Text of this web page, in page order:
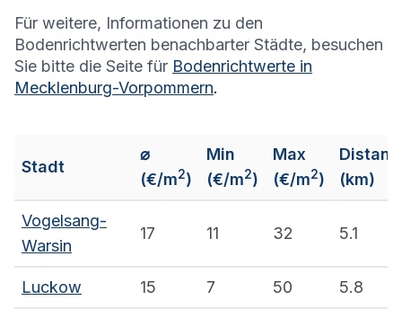
Für weitere, Informationen zu den
Bodenrichtwerten benachbarter Städte, besuchen
Sie bitte die Seite für Bodenrichtwerte in
Mecklenburg-Vorpommern.
Stadt
⌀
(€/m2)
Min
(€/m2)
Max
(€/m2)
Distanz
(km)
Vogelsang-
Warsin
17 11 32 5.1
Luckow 15 7 50 5.8